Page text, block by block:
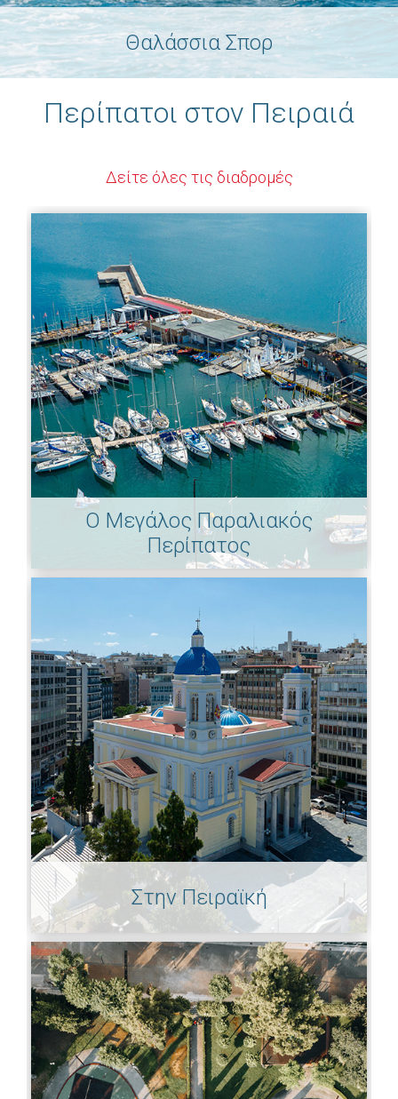
Θαλάσσια Σπορ
Περίπατοι στον Πειραιά
Δείτε όλες τις διαδρομές
Ο Μεγάλος Παραλιακός
Περίπατος
Στην Πειραϊκή